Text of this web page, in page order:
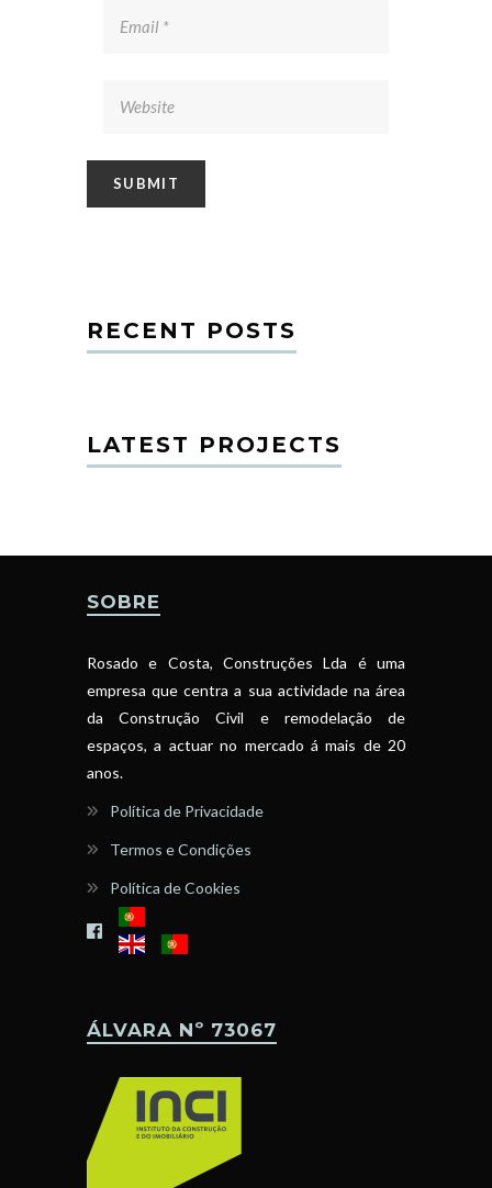
RECENT POSTS
LATEST PROJECTS
SOBRE
Rosado e Costa, Construções Lda é uma
empresa que centra a sua actividade na área
da Construção Civil e remodelação de
espaços, a actuar no mercado á mais de 20
anos.
Política de Privacidade
Termos e Condições
Política de Cookies
ÁLVARA Nº 73067